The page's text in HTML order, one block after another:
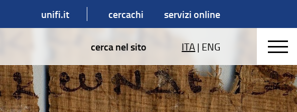
unifi.it cercachi servizi online
cerca nel sito ITA| ENG